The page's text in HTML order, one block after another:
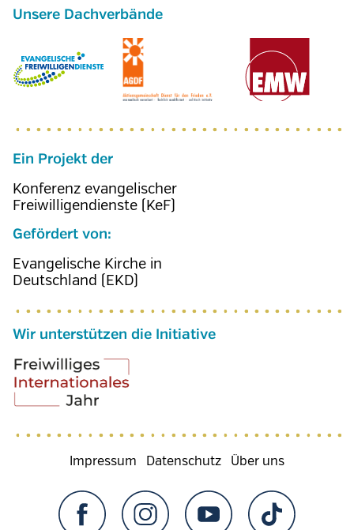
Ein Projekt der
Konferenz evangelischer
Freiwilligendienste (KeF)
Gefördert von:
Evangelische Kirche in
Deutschland (EKD)
Wir unterstützen die Initiative
Fußzeilenmenü
Impressum Datenschutz Über uns